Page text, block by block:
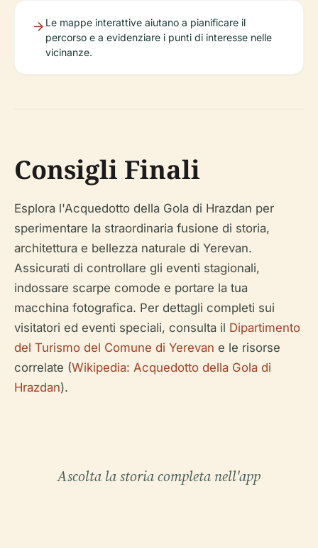
Le mappe interattive aiutano a pianificare il
percorso e a evidenziare i punti di interesse nelle
vicinanze.
Consigli Finali
Esplora l'Acquedotto della Gola di Hrazdan per
sperimentare la straordinaria fusione di storia,
architettura e bellezza naturale di Yerevan.
Assicurati di controllare gli eventi stagionali,
indossare scarpe comode e portare la tua
macchina fotografica. Per dettagli completi sui
visitatori ed eventi speciali, consulta il Dipartimento
del Turismo del Comune di Yerevan e le risorse
correlate (Wikipedia: Acquedotto della Gola di
Hrazdan).
Ascolta la storia completa nell'app